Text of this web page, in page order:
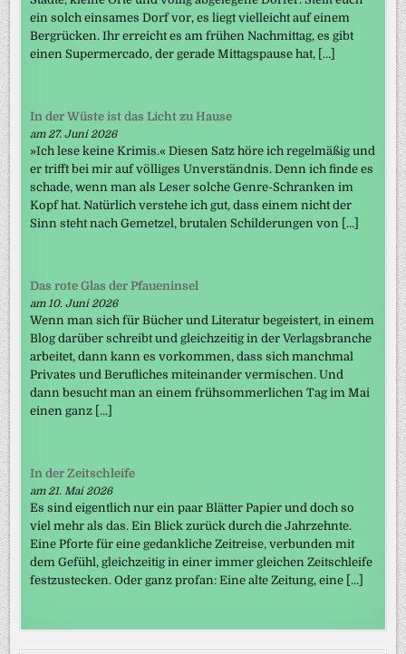
ein solch einsames Dorf vor, es liegt vielleicht auf einem
Bergrücken. Ihr erreicht es am frühen Nachmittag, es gibt
einen Supermercado, der gerade Mittagspause hat, […]
In der Wüste ist das Licht zu Hause
am 27. Juni 2026
»Ich lese keine Krimis.« Diesen Satz höre ich regelmäßig und
er trifft bei mir auf völliges Unverständnis. Denn ich finde es
schade, wenn man als Leser solche Genre-Schranken im
Kopf hat. Natürlich verstehe ich gut, dass einem nicht der
Sinn steht nach Gemetzel, brutalen Schilderungen von […]
Das rote Glas der Pfaueninsel
am 10. Juni 2026
Wenn man sich für Bücher und Literatur begeistert, in einem
Blog darüber schreibt und gleichzeitig in der Verlagsbranche
arbeitet, dann kann es vorkommen, dass sich manchmal
Privates und Berufliches miteinander vermischen. Und
dann besucht man an einem frühsommerlichen Tag im Mai
einen ganz […]
In der Zeitschleife
am 21. Mai 2026
Es sind eigentlich nur ein paar Blätter Papier und doch so
viel mehr als das. Ein Blick zurück durch die Jahrzehnte.
Eine Pforte für eine gedankliche Zeitreise, verbunden mit
dem Gefühl, gleichzeitig in einer immer gleichen Zeitschleife
festzustecken. Oder ganz profan: Eine alte Zeitung, eine […]